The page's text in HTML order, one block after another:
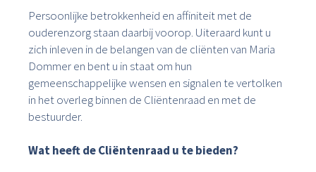
Persoonlijke betrokkenheid en affiniteit met de
ouderenzorg staan daarbij voorop. Uiteraard kunt u
zich inleven in de belangen van de cliënten van Maria
Dommer en bent u in staat om hun
gemeenschappelijke wensen en signalen te vertolken
in het overleg binnen de Cliëntenraad en met de
bestuurder.
Wat heeft de Cliëntenraad u te bieden?